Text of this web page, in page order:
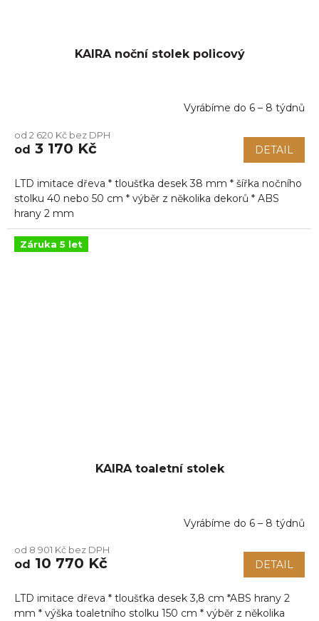
KAIRA noční stolek policový
produktu
je
z
5
hvězdiček.
Vyrábíme do 6 – 8 týdnů
od 2 620 Kč bez DPH
od 3 170 Kč DETAIL
LTD imitace dřeva * tloušťka desek 38 mm * šířka nočního
stolku 40 nebo 50 cm * výběr z několika dekorů * ABS
hrany 2 mm
Záruka 5 let
KAIRA toaletní stolek
Vyrábíme do 6 – 8 týdnů
od 8 901 Kč bez DPH
od 10 770 Kč DETAIL
LTD imitace dřeva * tloušťka desek 3,8 cm *ABS hrany 2
mm * výška toaletního stolku 150 cm * výběr z několika